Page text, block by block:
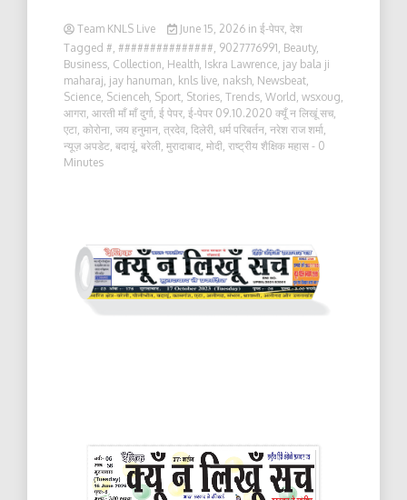
Team KNLS Live June 15, 2026 in ई-पेपर, देश
Tagged #, ###############, 9027776991, Beauty,
Business, Collection, Health, Iskra Lawrence, jay bala ji
maharaj, jay hanuman, knls live, naksh, Newsbeat,
Science, Scienceh, Sport, Stories, Trends, World , wsxoug,
आगरा, आरती माँ माँ दुर्गा, ई पेपर, ई-पेपर 09.10.2020 क्यूँ न लिखूं सच,
एटा, कोरोना, जय हनुमान, त्रदेव, दिलेरी, धर्म परिबर्तन, नरेश राज शर्मा,
न्यूज़ अपडेट, बदायूं, बरेली, मुरादाबाद, मोदी, राष्ट्रीय शैक्षिक महास - 0
Minutes